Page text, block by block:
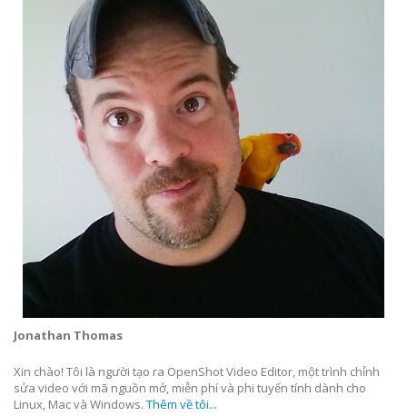
Jonathan Thomas
Xin chào! Tôi là người tạo ra OpenShot Video Editor, một trình chỉnh
sửa video với mã nguồn mở, miễn phí và phi tuyến tính dành cho
Linux, Mac và Windows. Thêm về tôi...